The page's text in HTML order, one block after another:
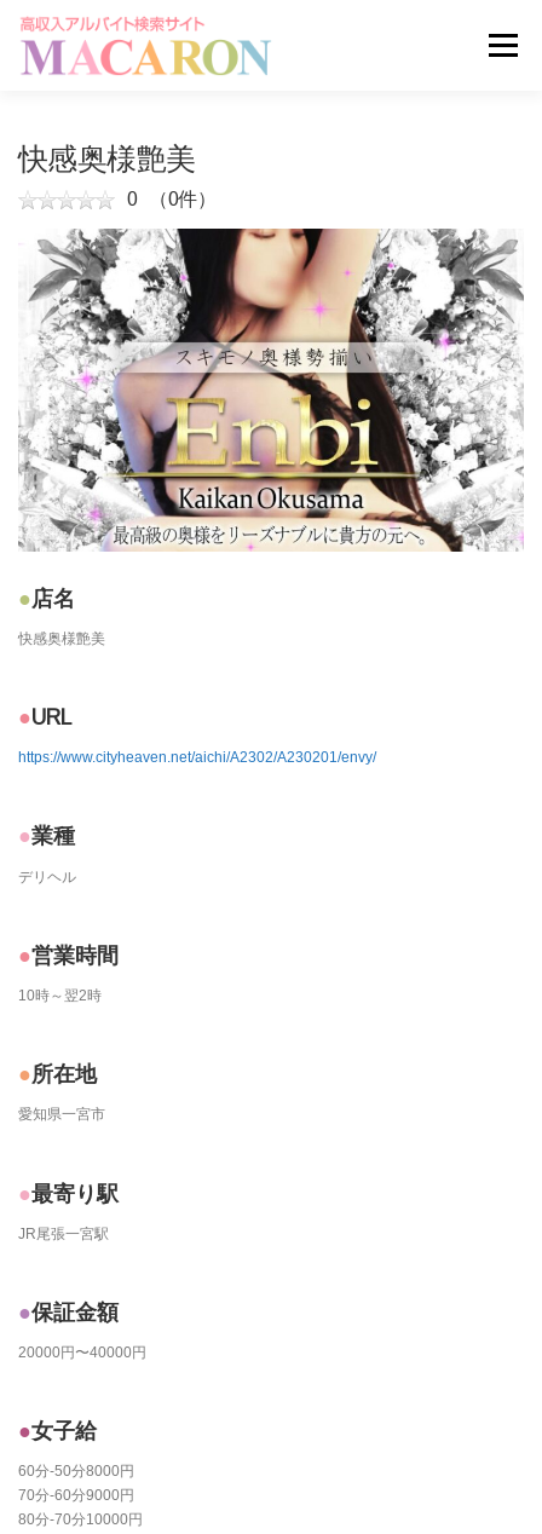
メニュー
掲載申し込みはこちら
快感奥様艶美
0 （0件）
店名
快感奥様艶美
URL
https://www.cityheaven.net/aichi/A2302/A230201/envy/
業種
デリヘル
営業時間
10時～翌2時
所在地
愛知県一宮市
最寄り駅
JR尾張一宮駅
保証金額
20000円〜40000円
女子給
60分-50分8000円
70分-60分9000円
80分-70分10000円